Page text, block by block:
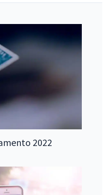
2022